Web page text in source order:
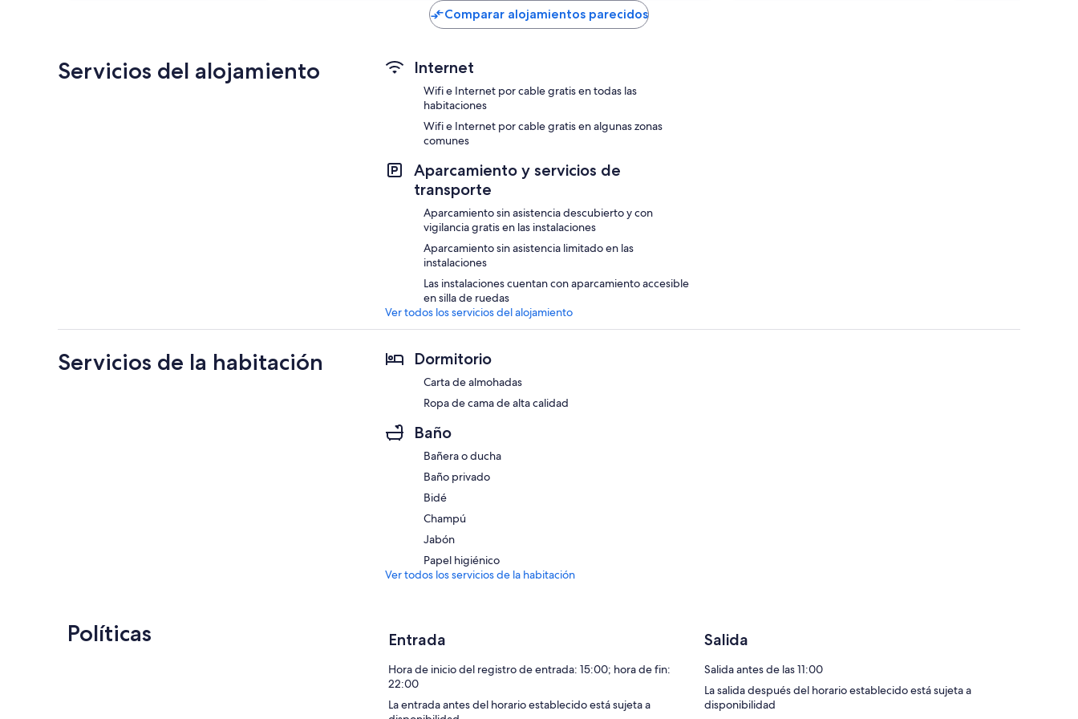
de
Comparar alojamientos parecidos
Servicios del alojamiento Internet
Wifi e Internet por cable gratis en todas las
habitaciones
Wifi e Internet por cable gratis en algunas zonas
comunes
Aparcamiento y servicios de
transporte
Aparcamiento sin asistencia descubierto y con
vigilancia gratis en las instalaciones
Aparcamiento sin asistencia limitado en las
instalaciones
Las instalaciones cuentan con aparcamiento accesible
en silla de ruedas
Ver todos los servicios del alojamiento
Servicios de la habitación Dormitorio
Carta de almohadas
Ropa de cama de alta calidad
Baño
Bañera o ducha
Baño privado
Bidé
Champú
Jabón
Papel higiénico
Ver todos los servicios de la habitación
Políticas Entrada
Hora de inicio del registro de entrada: 15:00; hora de fin:
22:00
La entrada antes del horario establecido está sujeta a
Salida
Salida antes de las 11:00
La salida después del horario establecido está sujeta a
disponibilidad